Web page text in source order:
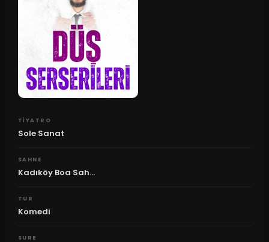
TIYATRO
Sole Sanat
SAHNE
Kadıköy Boa Sah...
TUR
Komedi
SURE